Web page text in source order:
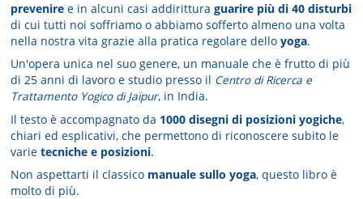
prevenire e in alcuni casi addiritturaguarire più di 40 disturbi
di cui tutti noi soffriamo o abbiamo sofferto almeno una volta
nella nostra vita grazie alla pratica regolare delloyoga.
Un'opera unica nel suo genere, un manuale che è frutto di più
di 25 anni di lavoro e studio presso il Centro di Ricerca e
Trattamento Yogico di Jaïpur, in India.
Il testo è accompagnato da 1000 disegni di posizioni yogiche,
chiari ed esplicativi, che permettono di riconoscere subito le
varietecniche e posizioni.
Non aspettarti il classico manuale sullo yoga, questo libro è
molto di più.